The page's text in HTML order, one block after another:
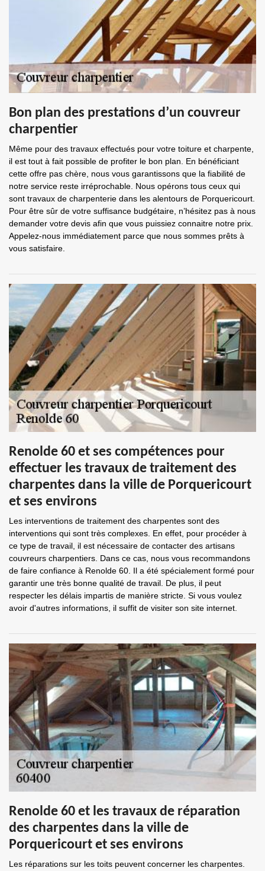
Bon plan des prestations d’un couvreur
charpentier
Même pour des travaux effectués pour votre toiture et charpente,
il est tout à fait possible de profiter le bon plan. En bénéficiant
cette offre pas chère, nous vous garantissons que la fiabilité de
notre service reste irréprochable. Nous opérons tous ceux qui
sont travaux de charpenterie dans les alentours de Porquericourt.
Pour être sûr de votre suffisance budgétaire, n’hésitez pas à nous
demander votre devis afin que vous puissiez connaitre notre prix.
Appelez-nous immédiatement parce que nous sommes prêts à
vous satisfaire.
Renolde 60 et ses compétences pour
effectuer les travaux de traitement des
charpentes dans la ville de Porquericourt
et ses environs
Les interventions de traitement des charpentes sont des
interventions qui sont très complexes. En effet, pour procéder à
ce type de travail, il est nécessaire de contacter des artisans
couvreurs charpentiers. Dans ce cas, nous vous recommandons
de faire confiance à Renolde 60. Il a été spécialement formé pour
garantir une très bonne qualité de travail. De plus, il peut
respecter les délais impartis de manière stricte. Si vous voulez
avoir d'autres informations, il suffit de visiter son site internet.
Renolde 60 et les travaux de réparation
des charpentes dans la ville de
Porquericourt et ses environs
Les réparations sur les toits peuvent concerner les charpentes.